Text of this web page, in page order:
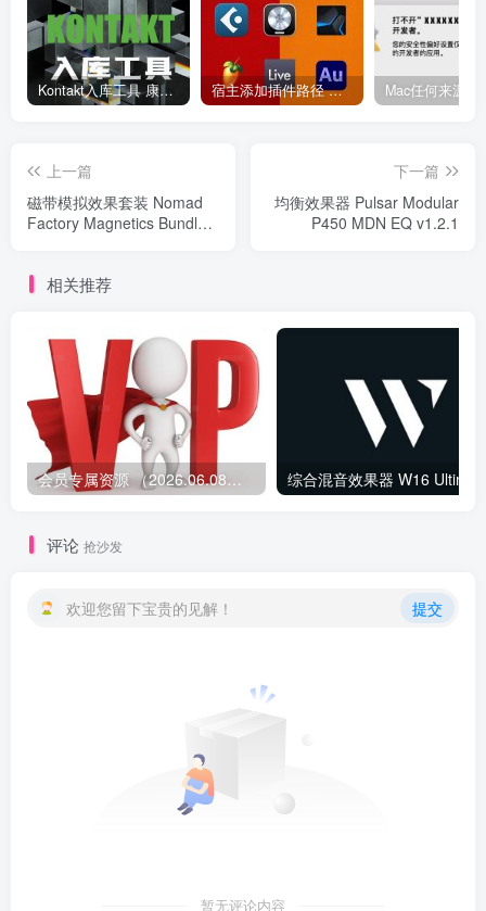
Kontakt入库工具 康泰克入库教程 宿主添加插件路径 插件路径设置 VSTPlugins路径
上一篇
磁带模拟效果套装 Nomad
Factory Magnetics Bundle
下一篇
均衡效果器 Pulsar Modular
P450 MDN EQ v1.2.1
相关推荐
会员专属资源 （2026.06.08更新）
评论 抢沙发
欢迎您留下宝贵的见解！ 提交
暂无评论内容